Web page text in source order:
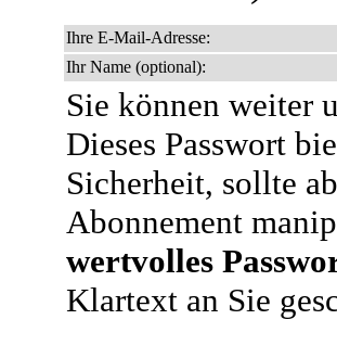
Ihre E-Mail-Adresse:
Ihr Name (optional):
Sie können weiter
Dieses Passwort
Sicherheit, sollte
Abonnement
wertvolles
Klartext an Sie